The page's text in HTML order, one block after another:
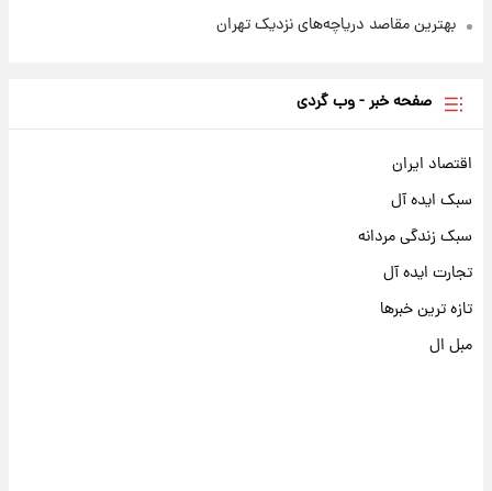
بهترین مقاصد دریاچه‌های نزدیک تهران
صفحه خبر - وب گردی
اقتصاد ایران
سبک ایده آل
سبک زندگی مردانه
تجارت ایده آل
تازه ترین خبرها
مبل ال